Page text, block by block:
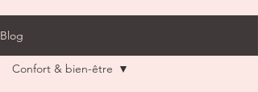
Blog
Confort & bien-être